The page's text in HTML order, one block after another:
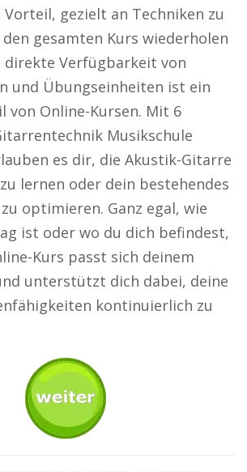
gezielt an Techniken zu
gesamten Kurs wiederholen
direkte Verfügbarkeit von
und Übungseinheiten ist ein
von Online-Kursen. Mit 6
Musikschule
es dir, die Akustik-Gitarre
lernen oder dein bestehendes
optimieren. Ganz egal, wie
ist oder wo du dich befindest,
Kurs passt sich deinem
unterstützt dich dabei, deine
kontinuierlich zu